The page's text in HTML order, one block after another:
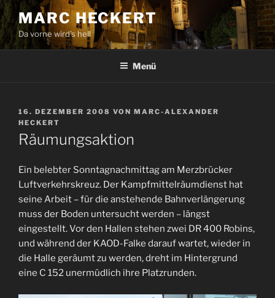
Zum
Inhalt
springen
MARC HECKERT
Da vorne wird's hell
Menü
VERÖFFENTLICHT
AM
16. DEZEMBER 2008 VON MARC-ALEXANDER
HECKERT
Räumungsaktion
Ein belebter Sonntagnachmittag am Merzbrücker
Luftverkehrskreuz. Der Kampfmittelräumdienst hat
seine Arbeit – für die anstehende Bahnverlängerung
muss der Boden untersucht werden – längst
eingestellt. Vor den Hallen stehen zwei DR 400 Robins,
und während der KAOD-Falke darauf wartet, wieder in
die Halle geräumt zu werden, dreht im Hintergrund
eine C 152 unermüdlich ihre Platzrunden.